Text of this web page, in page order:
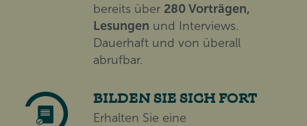
bereits über 280 Vorträgen,
Lesungen und Interviews.
Dauerhaft und von überall
abrufbar.
BILDEN SIE SICH FORT
Erhalten Sie eine